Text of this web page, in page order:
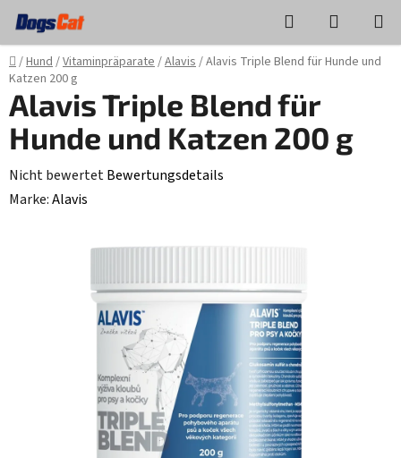
Zum
Inhalt
springen
Suchen
Startseite
/Hund/Vitaminpräparate/Alavis/Alavis Triple Blend für Hunde und
Katzen 200 g
Alavis Triple Blend für
Hunde und Katzen 200 g
Die
durchschnittliche
Nicht bewertetBewertungsdetails
Marke:Alavis